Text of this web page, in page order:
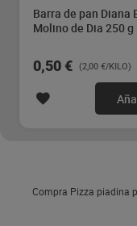
Barra de pan Diana
Molino de Dia 250 g
0,50 € (2,00 €/KILO)
Compra Pizza piadina